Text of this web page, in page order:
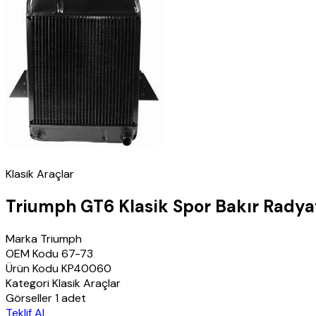
Klasik Araçlar
Triumph GT6 Klasik Spor Bakır
Marka Triumph
OEM Kodu67-73
Ürün KoduKP40060
KategoriKlasik Araçlar
Görseller1 adet
Teklif Al